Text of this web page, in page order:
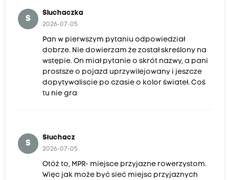
S
Sluchaczka
2026-07-05
Pan w pierwszym pytaniu odpowiedział
dobrze. Nie dowierzam że został skreślony na
wstępie. On miał pytanie o skrót nazwy, a pani
prostsze o pojazd uprzywilejowany i jeszcze
dopytywaliscie po czasie o kolor świateł. Coś
tu nie gra
S
Słuchacz
2026-07-05
Otóż to, MPR- miejsce przyjazne rowerzystom.
Więc jak może być sieć miejsc przyjaznych